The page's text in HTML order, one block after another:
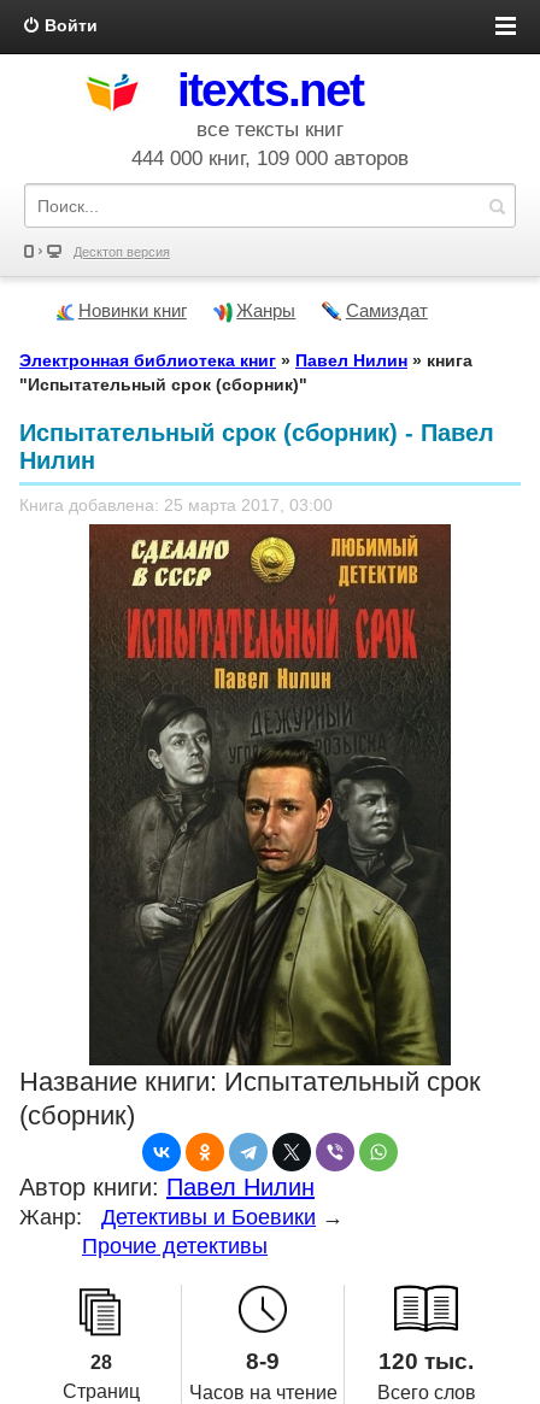
Войти
itexts.net
все тексты книг
444 000 книг, 109 000 авторов
Десктоп версия
Новинки книг Жанры Самиздат
Электронная библиотека книг » Павел Нилин » книга
"Испытательный срок (сборник)"
Испытательный срок (сборник) - Павел
Нилин
Книга добавлена: 25 марта 2017, 03:00
Название книги: Испытательный срок
(сборник)
Автор книги: Павел Нилин
Жанр: Детективы и Боевики →
Прочие детективы
28
Страниц
8-9
Часов на чтение
120 тыс.
Всего слов